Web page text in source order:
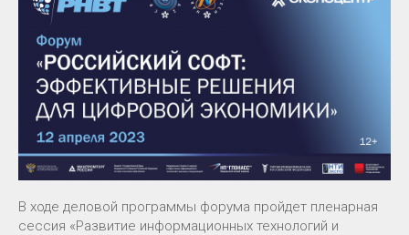
В ходе деловой программы форума пройдет пленарная
сессия «Развитие информационных технологий и